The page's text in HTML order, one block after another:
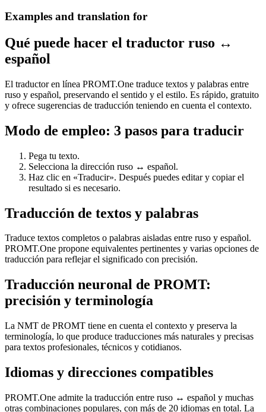
Examples and translation for
Qué puede hacer el traductor ruso ↔
español
El traductor en línea PROMT.One traduce textos y palabras entre
ruso y español, preservando el sentido y el estilo. Es rápido, gratuito
y ofrece sugerencias de traducción teniendo en cuenta el contexto.
Modo de empleo: 3 pasos para traducir
Pega tu texto.
Selecciona la dirección ruso ↔ español.
Haz clic en «Traducir». Después puedes editar y copiar el
resultado si es necesario.
Traducción de textos y palabras
Traduce textos completos o palabras aisladas entre ruso y español.
PROMT.One propone equivalentes pertinentes y varias opciones de
traducción para reflejar el significado con precisión.
Traducción neuronal de PROMT:
precisión y terminología
La NMT de PROMT tiene en cuenta el contexto y preserva la
terminología, lo que produce traducciones más naturales y precisas
para textos profesionales, técnicos y cotidianos.
Idiomas y direcciones compatibles
PROMT.One admite la traducción entre ruso ↔ español y muchas
otras combinaciones populares, con más de 20 idiomas en total. La